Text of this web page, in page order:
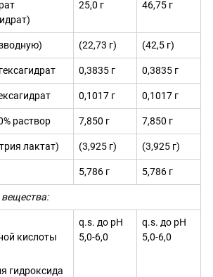
25,0 г 46,75 г
(22,73 г) (42,5 г)
0,3835 г 0,3835 г
0,1017 г 0,1017 г
раствор 7,850 г 7,850 г
лактат) (3,925 г) (3,925 г)
5,786 г 5,786 г
кислоты
гидроксида
q.s. до pH
5,0-6,0
q.s. до pH
5,0-6,0